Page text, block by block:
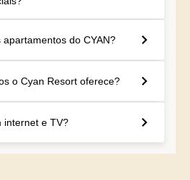
do CYAN?
o Cyan Resort oferece?
internet e TV?